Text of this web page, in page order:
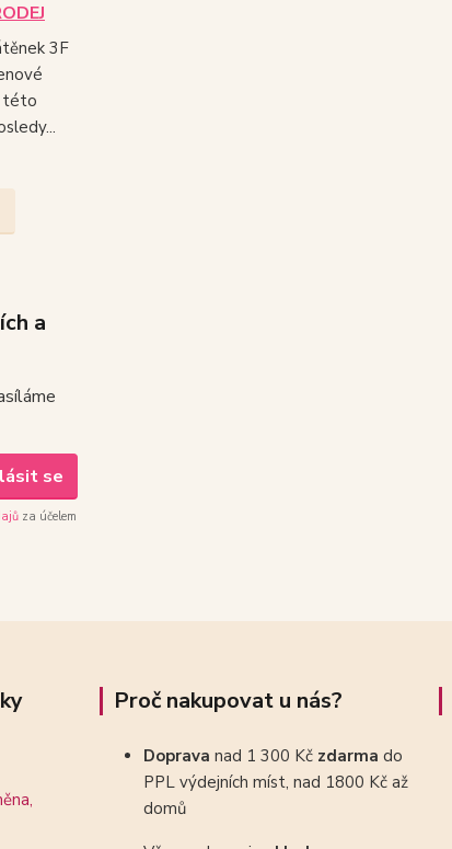
3F
této
a
se
za účelem
Proč nakupovat u nás?
Doprava nad 1 300 Kč zdarma do
PPL výdejních míst, nad 1800 Kč až
domů